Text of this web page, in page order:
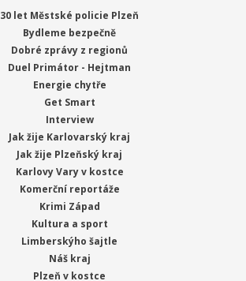
30 let Městské policie Plzeň
Bydleme bezpečně
Dobré zprávy z regionů
Duel Primátor - Hejtman
Energie chytře
Get Smart
Interview
Jak žije Karlovarský kraj
Jak žije Plzeňský kraj
Karlovy Vary v kostce
Komerční reportáže
Krimi Západ
Kultura a sport
Limberskýho šajtle
Náš kraj
Plzeň v kostce